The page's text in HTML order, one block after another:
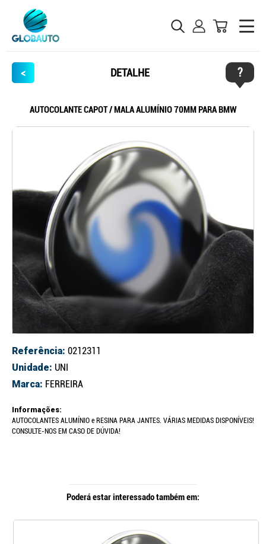
< DETALHE ?
AUTOCOLANTE CAPOT / MALA ALUMÍNIO 70MM PARA BMW
Referência: 0212311
Unidade: UNI
Marca: FERREIRA
Informações:
AUTOCOLANTES ALUMÍNIO e RESINA PARA JANTES. VÁRIAS MEDIDAS DISPONÍVEIS!
CONSULTE-NOS EM CASO DE DÚVIDA!
Poderá estar interessado também em: